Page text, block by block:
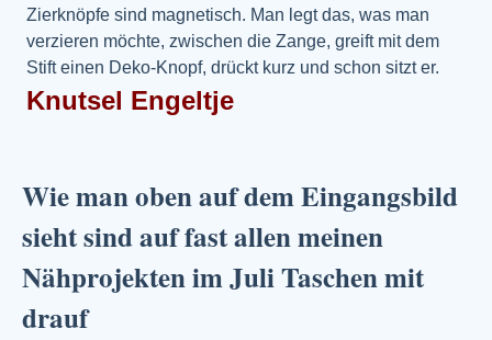
Zierknöpfe sind magnetisch. Man legt das, was man
verzieren möchte, zwischen die Zange, greift mit dem
Stift einen Deko-Knopf, drückt kurz und schon sitzt er.
Knutsel Engeltje
Wie man oben auf dem Eingangsbild
sieht sind auf fast allen meinen
Nähprojekten im Juli Taschen mit
drauf